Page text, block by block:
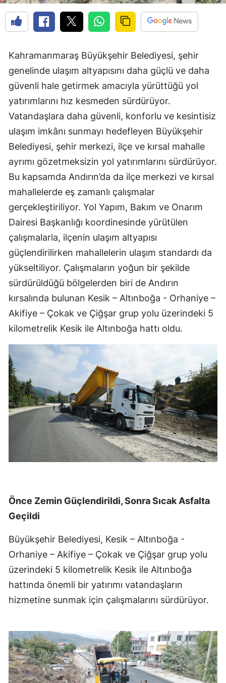
Kahramanmaraş Büyükşehir Belediyesi, şehir
genelinde ulaşım altyapısını daha güçlü ve daha
güvenli hale getirmek amacıyla yürüttüğü yol
yatırımlarını hız kesmeden sürdürüyor.
Vatandaşlara daha güvenli, konforlu ve kesintisiz
ulaşım imkânı sunmayı hedefleyen Büyükşehir
Belediyesi, şehir merkezi, ilçe ve kırsal mahalle
ayrımı gözetmeksizin yol yatırımlarını sürdürüyor.
Bu kapsamda Andırın’da da ilçe merkezi ve kırsal
mahallelerde eş zamanlı çalışmalar
gerçekleştiriliyor. Yol Yapım, Bakım ve Onarım
Dairesi Başkanlığı koordinesinde yürütülen
çalışmalarla, ilçenin ulaşım altyapısı
güçlendirilirken mahallelerin ulaşım standardı da
yükseltiliyor. Çalışmaların yoğun bir şekilde
sürdürüldüğü bölgelerden biri de Andırın
kırsalında bulunan Kesik – Altınboğa - Orhaniye –
Akifiye – Çokak ve Çiğşar grup yolu üzerindeki 5
kilometrelik Kesik ile Altınboğa hattı oldu.
Önce Zemin Güçlendirildi, Sonra Sıcak Asfalta
Geçildi
Büyükşehir Belediyesi, Kesik – Altınboğa -
Orhaniye – Akifiye – Çokak ve Çiğşar grup yolu
üzerindeki 5 kilometrelik Kesik ile Altınboğa
hattında önemli bir yatırımı vatandaşların
hizmetine sunmak için çalışmalarını sürdürüyor.